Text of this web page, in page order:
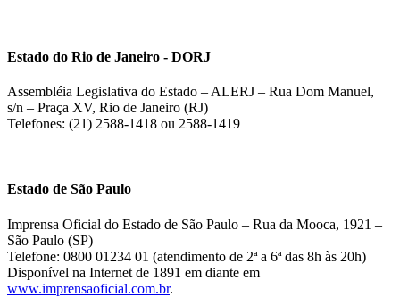
Estado do Rio de Janeiro - DORJ
Assembléia Legislativa do Estado – ALERJ – Rua Dom Manuel,
s/n – Praça XV, Rio de Janeiro (RJ)
Telefones: (21) 2588-1418 ou 2588-1419
Estado de São Paulo
Imprensa Oficial do Estado de São Paulo – Rua da Mooca, 1921 –
São Paulo (SP)
Telefone: 0800 01234 01 (atendimento de 2ª a 6ª das 8h às 20h)
Disponível na Internet de 1891 em diante em
www.imprensaoficial.com.br.